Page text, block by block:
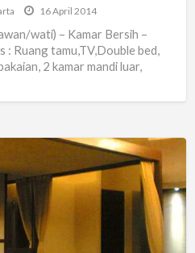
16 April 2014
wati) – Kamar Bersih –
: Ruang tamu,TV,Double bed,
2 kamar mandi luar,